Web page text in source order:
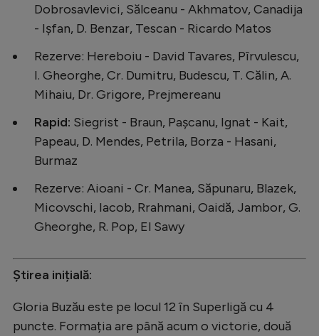
Dobrosavlevici, Sălceanu - Akhmatov, Canadija
- Ișfan, D. Benzar, Tescan - Ricardo Matos
Rezerve: Hereboiu - David Tavares, Pîrvulescu,
I. Gheorghe, Cr. Dumitru, Budescu, T. Călin, A.
Mihaiu, Dr. Grigore, Prejmereanu
Rapid: Siegrist - Braun, Pașcanu, Ignat - Kait,
Papeau, D. Mendes, Petrila, Borza - Hasani,
Burmaz
Rezerve: Aioani - Cr. Manea, Săpunaru, Blazek,
Micovschi, Iacob, Rrahmani, Oaidă, Jambor, G.
Gheorghe, R. Pop, El Sawy
Știrea inițială:
Gloria Buzău este pe locul 12 în Superligă cu 4
puncte. Formația are până acum o victorie, două